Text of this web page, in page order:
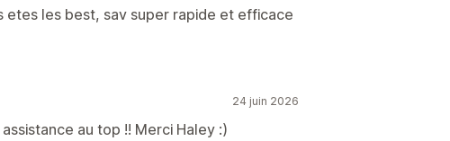
etes les best, sav super rapide et efficace
24 juin 2026
au top !! Merci Haley :)